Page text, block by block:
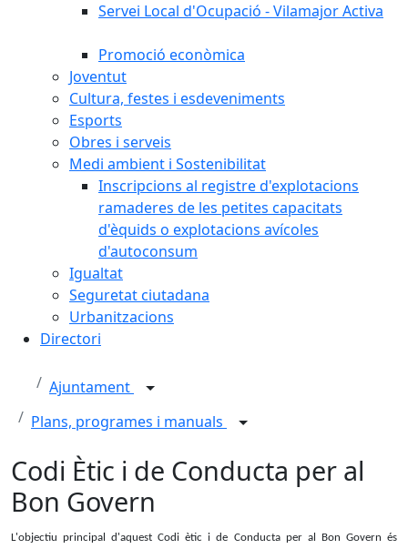
Servei Local d'Ocupació - Vilamajor Activa
Promoció econòmica
Joventut
Cultura, festes i esdeveniments
Esports
Obres i serveis
Medi ambient i Sostenibilitat
Inscripcions al registre d'explotacions
ramaderes de les petites capacitats
d'èquids o explotacions avícoles
d'autoconsum
Igualtat
Seguretat ciutadana
Urbanitzacions
Directori
Ajuntament
Plans, programes i manuals
Codi Ètic i de Conducta per al
Bon Govern
L'objectiu principal d'aquest Codi ètic i de Conducta per al Bon Govern és